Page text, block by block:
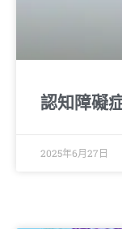
認知障礙
2025年6月27日